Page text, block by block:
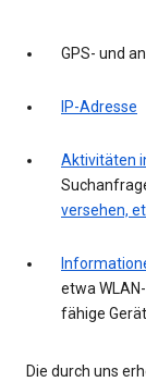
GPS- und
IP-Adresse
Aktivitäten
versehen,
etwa
fähige
Die durch uns